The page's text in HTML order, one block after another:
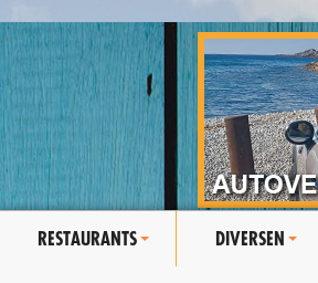
RESTAURANTS DIVERSEN